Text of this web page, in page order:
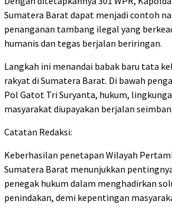
Sumatera Barat dapat menjadi contoh
penanganan tambang ilegal yang
humanis dan tegas berjalan beriringan.
Langkah ini menandai babak baru tata
rakyat di Sumatera Barat. Di bawah
Pol Gatot Tri Suryanta, hukum,
masyarakat diupayakan berjalan
Catatan Redaksi:
Keberhasilan penetapan Wilayah
Sumatera Barat menunjukkan
penegak hukum dalam menghadirkan
penindakan, demi kepentingan